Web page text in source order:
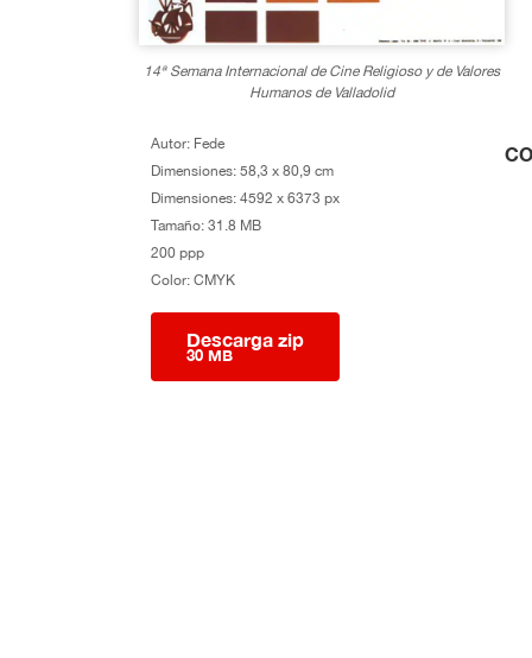
14ª Semana Internacional de Cine Religioso y de Valores
Humanos de Valladolid
Autor: Fede
Dimensiones: 58,3 x 80,9 cm
Dimensiones: 4592 x 6373 px
Tamaño: 31.8 MB
200 ppp
Color: CMYK
Descarga zip
30 MB